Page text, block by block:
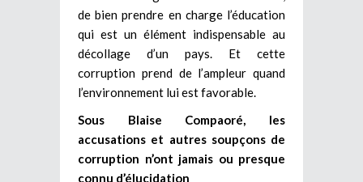
de bien prendre en charge l’éducation
qui est un élément indispensable au
décollage d’un pays. Et cette
corruption prend de l’ampleur quand
l’environnement lui est favorable.
Sous Blaise Compaoré, les
accusations et autres soupçons de
corruption n’ont jamais ou presque
connu d’élucidation